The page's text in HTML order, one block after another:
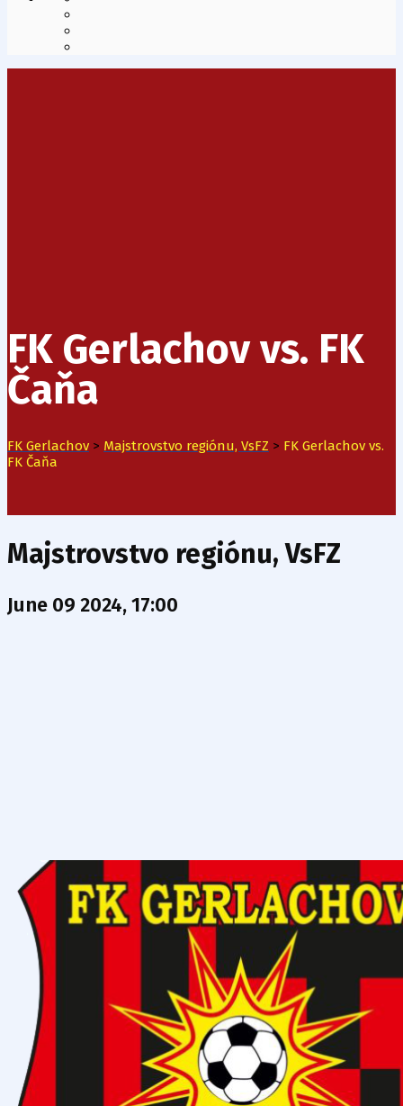
FK Gerlachov vs. FK
Čaňa
FK Gerlachov > Majstrovstvo regiónu, VsFZ > FK Gerlachov vs.
FK Čaňa
Majstrovstvo regiónu, VsFZ
June 09 2024, 17:00